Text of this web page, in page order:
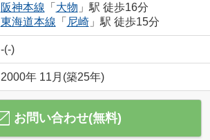
阪神本線 「 大物 」駅 徒歩16分
東海道本線 「 尼崎」駅 徒歩15分
-(-)
2000年 11月(築25年)
お問い合わせ(無料)